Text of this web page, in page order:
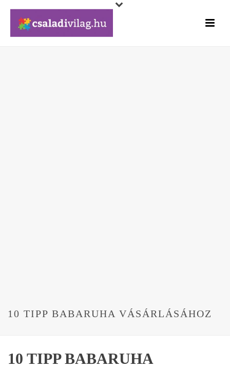
10 TIPP BABARUHA VÁSÁRLÁSÁHOZ
10 TIPP BABARUHA